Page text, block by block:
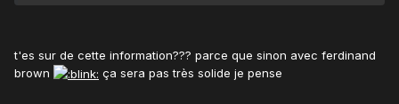
t'es sur de cette information??? parce que sinon avec ferdinand
brown
ça sera pas très solide je pense